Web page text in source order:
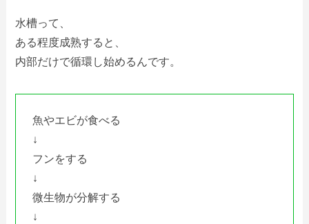
水槽って、
ある程度成熟すると、
内部だけで循環し始めるんです。
魚やエビが食べる
↓
フンをする
↓
微生物が分解する
↓